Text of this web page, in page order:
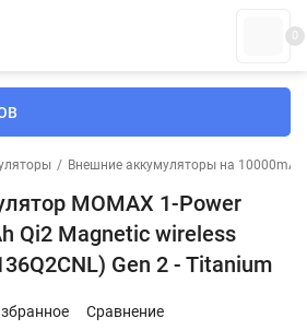
0
/ Внешние аккумуляторы на 10000mAh
MOMAX 1-Power
Qi2 Magnetic wireless
Gen 2 - Titanium
Сравнение